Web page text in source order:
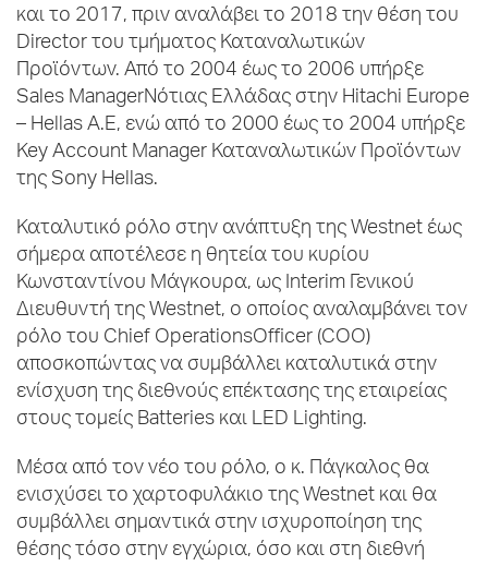
και το 2017, πριν αναλάβει το 2018 την θέση του
Director του τμήματος Καταναλωτικών
Προϊόντων. Από το 2004 έως το 2006 υπήρξε
Sales ManagerΝότιας Ελλάδας στην Hitachi Europe
– Hellas Α.Ε, ενώ από το 2000 έως το 2004 υπήρξε
Key Account Manager Καταναλωτικών Προϊόντων
της Sony Hellas.
Καταλυτικό ρόλο στην ανάπτυξη της Westnet έως
σήμερα αποτέλεσε η θητεία του κυρίου
Κωνσταντίνου Μάγκουρα, ως Interim Γενικού
Διευθυντή της Westnet, ο οποίος αναλαμβάνει τον
ρόλο του Chief OperationsOfficer (COO)
αποσκοπώντας να συμβάλλει καταλυτικά στην
ενίσχυση της διεθνούς επέκτασης της εταιρείας
στους τομείς Batteries και LED Lighting.
Μέσα από τον νέο του ρόλο, ο κ. Πάγκαλος θα
ενισχύσει το χαρτοφυλάκιο της Westnet και θα
συμβάλλει σημαντικά στην ισχυροποίηση της
θέσης τόσο στην εγχώρια, όσο και στη διεθνή